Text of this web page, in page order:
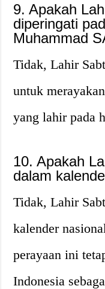
9. Apakah
diperingati
Muhammad
Tidak, Lahir
untuk
yang lahir pada
10. Apakah
dalam
Tidak, Lahir
kalender
perayaan ini
Indonesia